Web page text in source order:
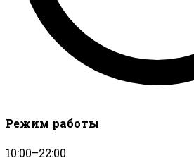
Режим работы
10:00–22:00